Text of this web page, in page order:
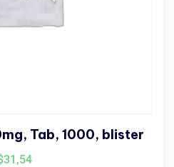
Tab, 1000, blister
31,54